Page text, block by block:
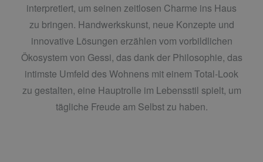
interpretiert, um seinen zeitlosen Charme ins Haus
zu bringen. Handwerkskunst, neue Konzepte und
innovative Lösungen erzählen vom vorbildlichen
Ökosystem von Gessi, das dank der Philosophie, das
intimste Umfeld des Wohnens mit einem Total-Look
zu gestalten, eine Hauptrolle im Lebensstil spielt, um
tägliche Freude am Selbst zu haben.